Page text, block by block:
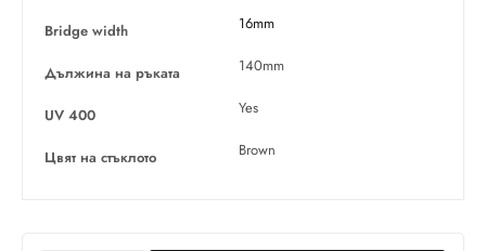
Bridge width 16mm
Дължина на ръката 140mm
UV 400 Yes
Цвят на стъклото Brown